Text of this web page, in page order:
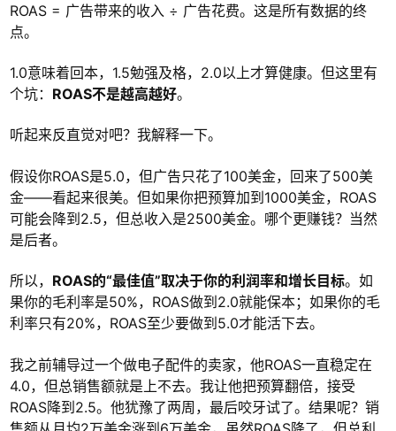
ROAS = 广告带来的收入 ÷ 广告花费。这是所有数据的终
点。
1.0意味着回本，1.5勉强及格，2.0以上才算健康。但这里有
个坑： ROAS不是越高越好。
听起来反直觉对吧？我解释一下。
假设你ROAS是5.0，但广告只花了100美金，回来了500美
金——看起来很美。但如果你把预算加到1000美金，ROAS
可能会降到2.5，但总收入是2500美金。哪个更赚钱？当然
是后者。
所以， ROAS的“最佳值”取决于你的利润率和增长目标。如
果你的毛利率是50%，ROAS做到2.0就能保本；如果你的毛
利率只有20%，ROAS至少要做到5.0才能活下去。
我之前辅导过一个做电子配件的卖家，他ROAS一直稳定在
4.0，但总销售额就是上不去。我让他把预算翻倍，接受
ROAS降到2.5。他犹豫了两周，最后咬牙试了。结果呢？销